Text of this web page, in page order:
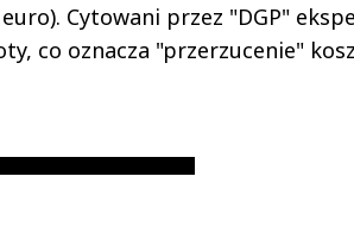
Cytowani przez "DGP"
co oznacza "przerzucenie"